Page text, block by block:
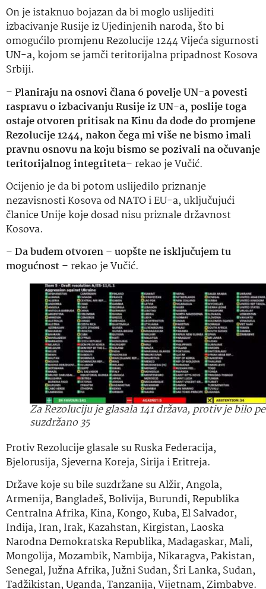
On je istaknuo bojazan da bi moglo uslijediti
izbacivanje Rusije iz Ujedinjenih naroda, što bi
omogućilo promjenu Rezolucije 1244 Vijeća sigurnosti
UN-a, kojom se jamči teritorijalna pripadnost Kosova
Srbiji.
–Planiraju na osnovi člana 6 povelje UN-a povesti
raspravu o izbacivanju Rusije iz UN-a, poslije toga
ostaje otvoren pritisak na Kinu da dođe do promjene
Rezolucije 1244, nakon čega mi više ne bismo imali
pravnu osnovu na koju bismo se pozivali na očuvanje
teritorijalnog integriteta– rekao je Vučić.
Ocijenio je da bi potom uslijedilo priznanje
nezavisnosti Kosova od NATO i EU-a, uključujući
članice Unije koje dosad nisu priznale državnost
Kosova.
–Da budem otvoren – uopšte ne isključujem tu
mogućnost– rekao je Vučić.
Za Rezoluciju je glasala 141 država, protiv je bilo
suzdržano 35
Protiv Rezolucije glasale su Ruska Federacija,
Bjelorusija, Sjeverna Koreja, Sirija i Eritreja.
Države koje su bile suzdržane su Alžir, Angola,
Armenija, Bangladeš, Bolivija, Burundi, Republika
Centralna Afrika, Kina, Kongo, Kuba, El Salvador,
Indija, Iran, Irak, Kazahstan, Kirgistan, Laoska
Narodna Demokratska Republika, Madagaskar, Mali,
Mongolija, Mozambik, Nambija, Nikaragva, Pakistan,
Senegal, Južna Afrika, Južni Sudan, Šri Lanka, Sudan,
Tadžikistan, Uganda, Tanzanija, Vijetnam, Zimbabve.